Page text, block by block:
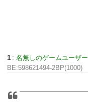
1 :名無しのゲームユーザー
BE:598621494-2BP(1000)